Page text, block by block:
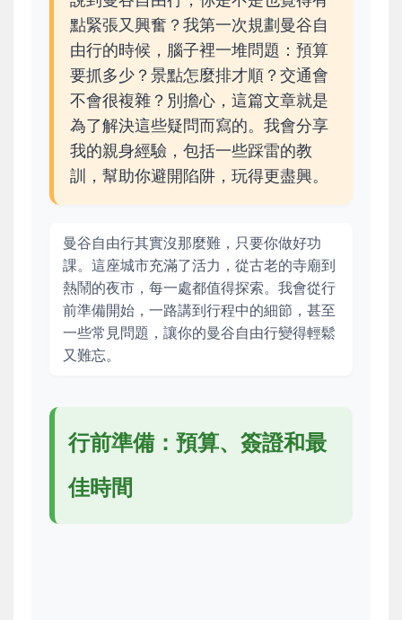
點緊張又興奮？我第一次規劃曼谷自
由行的時候，腦子裡一堆問題：預算
要抓多少？景點怎麼排才順？交通會
不會很複雜？別擔心，這篇文章就是
為了解決這些疑問而寫的。我會分享
我的親身經驗，包括一些踩雷的教
訓，幫助你避開陷阱，玩得更盡興。
曼谷自由行其實沒那麼難，只要你做好功
課。這座城市充滿了活力，從古老的寺廟到
熱鬧的夜市，每一處都值得探索。我會從行
前準備開始，一路講到行程中的細節，甚至
一些常見問題，讓你的曼谷自由行變得輕鬆
又難忘。
行前準備：預算、簽證和最
佳時間